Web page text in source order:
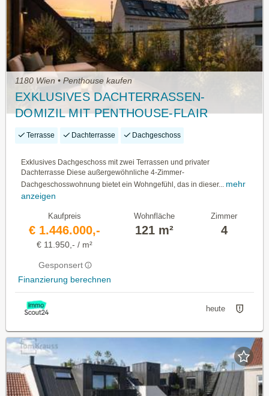
1180 Wien • Penthouse kaufen
EXKLUSIVES DACHTERRASSEN-
DOMIZIL MIT PENTHOUSE-FLAIR
Terrasse Dachterrasse Dachgeschoss
Exklusives Dachgeschoss mit zwei Terrassen und privater
Dachterrasse Diese außergewöhnliche 4-Zimmer-
Dachgeschosswohnung bietet ein Wohngefühl, das in dieser... mehr
anzeigen
Kaufpreis
€ 1.446.000,-
€ 11.950,- / m²
Gesponsert
Finanzierung berechnen
Wohnfläche
121 m²
Zimmer
4
heute